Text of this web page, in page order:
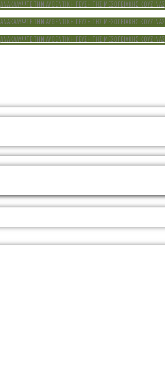
ΑΝΑΚΑΛΥΨΤΕ ΤΗΝ ΑΥΘΕΝΤΙΚΗ ΓΕΥΣΗ ΤΗΣ ΜΕΣΟΓΕΙΑΚΗΣ ΚΟΥΖΙΝΑΣ
ΑΝΑΚΑΛΥΨΤΕ ΤΗΝ ΑΥΘΕΝΤΙΚΗ ΓΕΥΣΗ ΤΗΣ ΜΕΣΟΓΕΙΑΚΗΣ ΚΟΥΖΙΝΑΣ
ΑΝΑΚΑΛΥΨΤΕ ΤΗΝ ΑΥΘΕΝΤΙΚΗ ΓΕΥΣΗ ΤΗΣ ΜΕΣΟΓΕΙΑΚΗΣ ΚΟΥΖΙΝΑΣ